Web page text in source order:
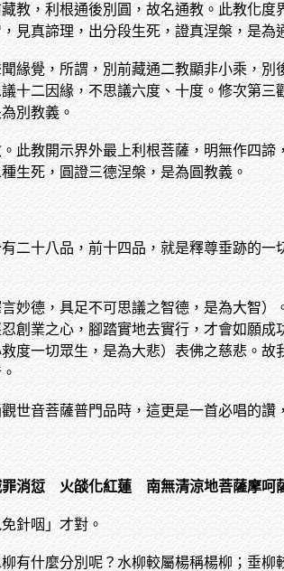
教，利根通後別圓，故名通教。此教化
見真諦理，出分段生死，證真涅槃，是為
緣覺，所謂，別前藏通二教顯非小乘，
十二因緣，不思議六度、十度。修次第
別教義。
此教開示界外最上利根菩薩，明無作四
生死，圓證三德涅槃，是為圓教義。
二十八品，前十四品，就是釋尊垂跡的
妙德，具足不可思議之智德，是為大智
創業之心，腳踏實地去實行，才會如願
度一切眾生，是為大悲）表佛之慈悲。
音菩薩普門品時，這更是一首必唱的讚
消愆 火燄化紅蓮 南無清涼地菩薩摩呵
針咽」才對。
有什麼分別呢？水柳較屬楊稱楊柳；垂柳